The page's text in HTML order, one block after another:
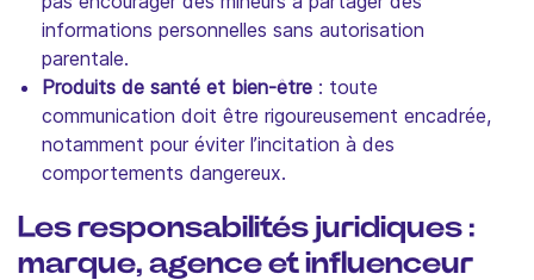
informations personnelles sans autorisation
parentale.
Produits de santé et bien-être : toute
communication doit être rigoureusement encadrée,
notamment pour éviter l’incitation à des
comportements dangereux.
Les responsabilités juridiques :
marque, agence et influenceur